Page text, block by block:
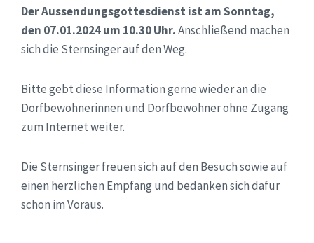
Der Aussendungsgottesdienst ist am Sonntag,
den 07.01.2024 um 10.30 Uhr.Anschließend machen
sich die Sternsinger auf den Weg.
Bitte gebt diese Information gerne wieder an die
Dorfbewohnerinnen und Dorfbewohner ohne Zugang
zum Internet weiter.
Die Sternsinger freuen sich auf den Besuch sowie auf
einen herzlichen Empfang und bedanken sich dafür
schon im Voraus.